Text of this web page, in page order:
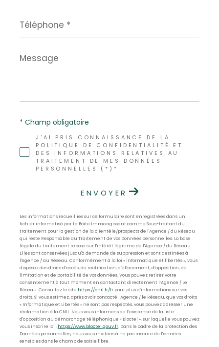
*
Message
*
J'AI PRIS CONNAISSANCE DE LA
POLITIQUE DE CONFIDENTIALITÉ ET
DES INFORMATIONS RELATIVES AU
TRAITEMENT DE MES DONNÉES
PERSONNELLES (*)*
* Champ obligatoire
ENVOYER
Les informations recueillies sur ce formulaire sont enregistrées dans un
fichier informatisé par La Boite Immo agissant comme Sous-traitant du
traitement pour la gestion de la clientèle/prospects de l'Agence / du Réseau
qui reste Responsable du Traitement de vos Données personnelles. La base
légale du traitement repose sur l'intérêt légitime de l'Agence / du Réseau.
Elles sont conservées jusqu'à demande de suppression et sont destinées à
l'Agence / au Réseau. Conformément à la loi « informatique et libertés », vous
disposez des droits d’accès, de rectification, d’effacement, d’opposition, de
limitation et de portabilité de vos données. Vous pouvez retirer votre
consentement à tout moment en contactant directement l’Agence / Le
Réseau. Consultez le site https://cnil.fr/fr pour plus d’informations sur vos
droits. Si vous estimez, après avoir contacté l'Agence / le Réseau, que vos droits
« Informatique et Libertés » ne sont pas respectés, vous pouvez adresser une
réclamation à la CNIL. Nous vous informons de l’existence de la liste
d'opposition au démarchage téléphonique « Bloctel », sur laquelle vous pouvez
vous inscrire ici : https://www.bloctel.gouv.fr. Dans le cadre de la protection des
Données personnelles, nous vous invitons à ne pas inscrire de Données
sensibles dans le champ de saisie libre.